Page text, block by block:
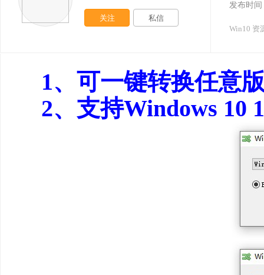
发布时间
Win10 资
关注 私信
1、可一键转换任意
2、支持Windows 10